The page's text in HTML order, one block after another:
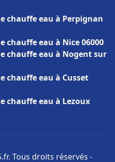
chauffe eau à Perpignan
eau à Nice 06000
chauffe eau à Nogent sur
chauffe eau à Cusset
chauffe eau à Lezoux
Tous droits réservés -